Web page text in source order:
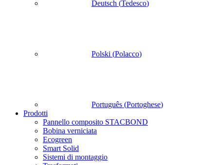
Deutsch (Tedesco)
Polski (Polacco)
Português (Portoghese)
Prodotti
Pannello composito STACBOND
Bobina verniciata
Ecogreen
Smart Solid
Sistemi di montaggio